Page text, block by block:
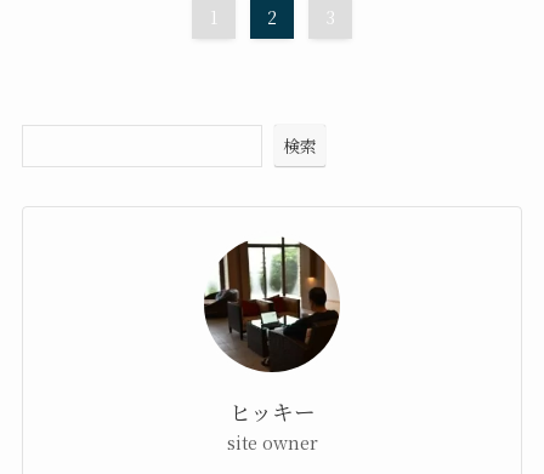
1 2 3
検索
ヒッキー
site owner